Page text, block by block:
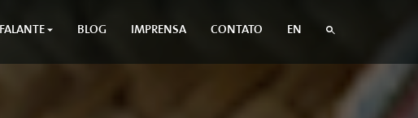
BLOG IMPRENSA CONTATO EN